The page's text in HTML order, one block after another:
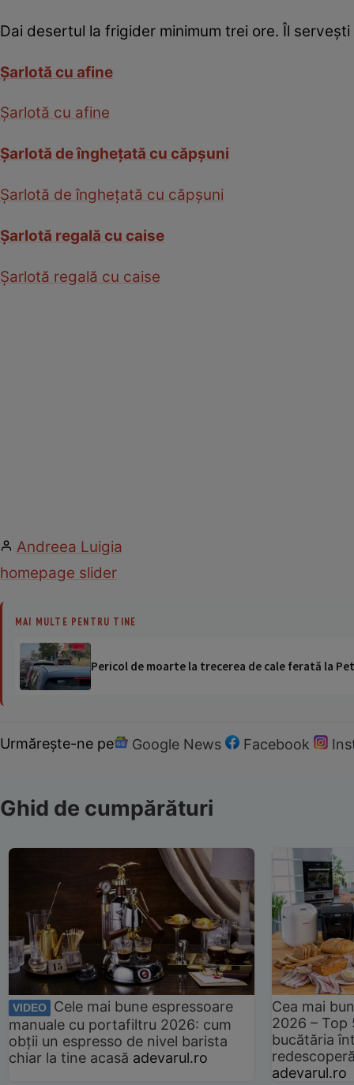
Dai desertul la frigider minimum trei ore. Îl
Şarlotă cu afine
Şarlotă cu afine
Şarlotă de îngheţată cu căpşuni
Şarlotă de îngheţată cu căpşuni
Şarlotă regală cu caise
Şarlotă regală cu caise
Andreea Luigia
homepage slider
MAI MULTE PENTRU TINE
Pericol de moarte la trecerea de cale ferată la
Urmărește-ne pe Google News Facebook
Ghid de cumpărături
VIDEO
Cele mai bune espressoare
manuale cu portafiltru 2026: cum
obții un espresso de nivel barista
chiar la tine acasă adevarul.ro
Cea mai
2026 –
bucătăria
adevarul.ro